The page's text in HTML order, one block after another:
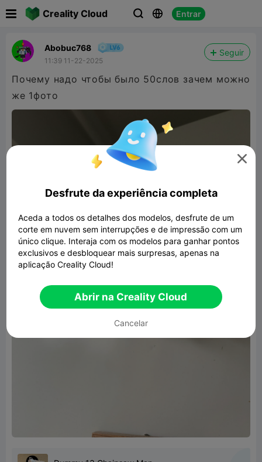
Creality Cloud   Entrar
Abobuc768
11:39 11-22-2025
Seguir
Почему надо чтобы было 50слов зачем можно
же 1фото

Desfrute da experiência completa
Aceda a todos os detalhes dos modelos, desfrute de um
corte em nuvem sem interrupções e de impressão com um
único clique. Interaja com os modelos para ganhar pontos
exclusivos e desbloquear mais surpresas, apenas na
aplicação Creality Cloud!
Abrir na Creality Cloud
Cancelar